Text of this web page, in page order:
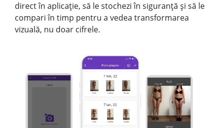
direct în aplicație, să le stochezi în siguranță și să le
compari în timp pentru a vedea transformarea
vizuală, nu doar cifrele.